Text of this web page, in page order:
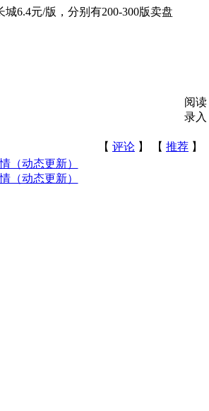
6.4元/版，分别有200-300版卖盘
阅
录入
【 评论 】 【 推荐 】
（动态更新）
（动态更新）